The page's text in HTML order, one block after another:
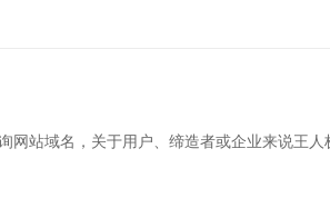
站域名，关于用户、缔造者或企业来说王